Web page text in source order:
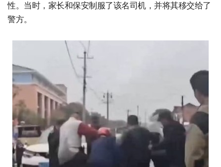
性。当时，家长和保安制服了该名司机，并将其移交给了
警方。